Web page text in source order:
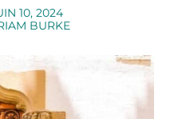
10, 2024
BURKE